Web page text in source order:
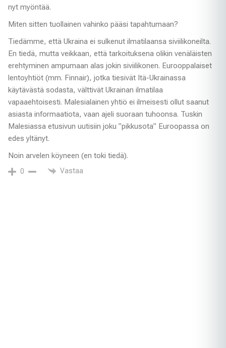
nyt myöntää.
Miten sitten tuollainen vahinko pääsi tapahtumaan?
Tiedämme, että Ukraina ei sulkenut ilmatilaansa siviilikoneilta.
En tiedä, mutta veikkaan, että tarkoituksena olikin venäläisten
erehtyminen ampumaan alas jokin siviilikonen. Eurooppalaiset
lentoyhtiöt (mm. Finnair), jotka tiesivät Itä-Ukrainassa
käytävästä sodasta, välttivät Ukrainan ilmatilaa
vapaaehtoisesti. Malesialainen yhtiö ei ilmeisesti ollut saanut
asiasta informaatiota, vaan ajeli suoraan tuhoonsa. Tuskin
Malesiassa etusivun uutisiin joku ”pikkusota” Euroopassa on
edes yltänyt.
Noin arvelen köyneen (en toki tiedä).
0 Vastaa